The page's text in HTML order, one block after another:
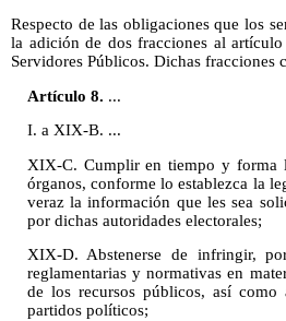
Respecto de las obligaciones que los
la adición de dos fracciones al
Servidores Públicos. Dichas fracciones
Artículo 8. ...
I. a XIX-B. ...
XIX-C. Cumplir en tiempo y forma
órganos, conforme lo establezca la
veraz la información que les sea
por dichas autoridades electorales;
XIX-D. Abstenerse de infringir,
reglamentarias y normativas en
de los recursos públicos, así
partidos políticos;